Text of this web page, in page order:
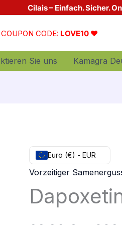
Cilais – Einfach. Sicher.
CODE: LOVE10 ❤️
Sie uns Kamagra
Euro (€) - EUR
Vorzeitiger
quantité
de
kaufen